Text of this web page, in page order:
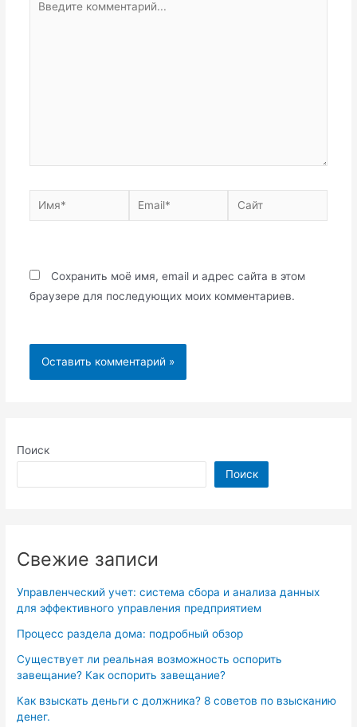
Поиск
Поиск
Свежие записи
Управленческий учет: система сбора и анализа данных
для эффективного управления предприятием
Процесс раздела дома: подробный обзор
Существует ли реальная возможность оспорить
завещание? Как оспорить завещание?
Как взыскать деньги с должника? 8 советов по взысканию
денег.
Имя* Email* Сайт
Сохранить моё имя, email и адрес сайта в этом
браузере для последующих моих комментариев.